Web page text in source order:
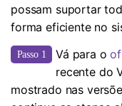
possam suportar
forma eficiente no
Passo 1 Vá para o
recente do
mostrado nas